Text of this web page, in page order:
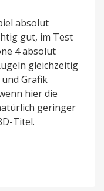
absolut
gut, im Test
4 absolut
gleichzeitig
Grafik
hier die
geringer
Titel.